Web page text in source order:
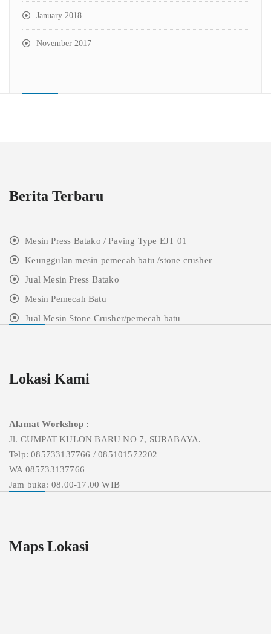
January 2018
November 2017
Berita Terbaru
Mesin Press Batako / Paving Type EJT 01
Keunggulan mesin pemecah batu /stone crusher
Jual Mesin Press Batako
Mesin Pemecah Batu
Jual Mesin Stone Crusher/pemecah batu
Lokasi Kami
Alamat Workshop :
Jl. CUMPAT KULON BARU NO 7, SURABAYA.
Telp: 085733137766 / 085101572202
WA 085733137766
Jam buka: 08.00-17.00 WIB
Maps Lokasi